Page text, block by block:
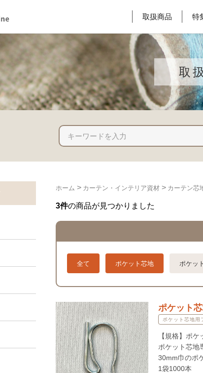
取扱商品 特
取
ホーム > カーテン・インテリア資材 > カーテン芯
3件の商品が見つかりました
全て ポケット芯地 ポケッ
ポケット
ポケット芯地用
【規格】ポ
ポケット芯地
30mm巾のポ
1袋1000本